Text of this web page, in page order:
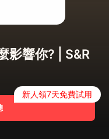
影響你? | S&R
新人領7天免費試用